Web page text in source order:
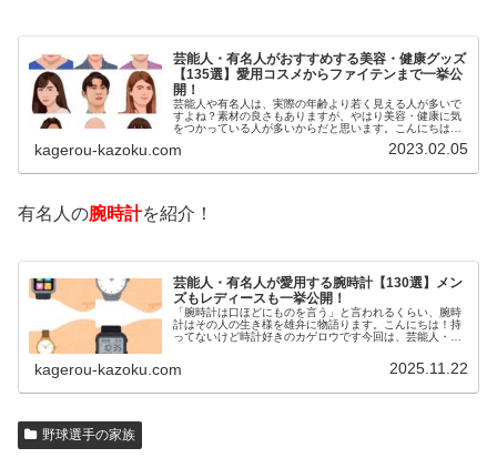
芸能人・有名人がおすすめする美容・健康グッズ
【135選】愛用コスメからファイテンまで一挙公
開！
芸能人や有名人は、実際の年齢より若く見える人が多いで
すよね？素材の良さもありますが、やはり美容・健康に気
をつかっている人が多いからだと思います。こんにちは！
いるのでしょうか？今回は、芸能人…
kagerou-kazoku.com 2023.02.05
有名人の腕時計を紹介！
芸能人・有名人が愛用する腕時計【130選】メン
ズもレディースも一挙公開！
「腕時計は口ほどにものを言う」と言われるくらい、腕時
計はその人の生き様を雄弁に物語ります。こんにちは！持
ってないけど時計好きのカゲロウです今回は、芸能人・有
kagerou-kazoku.com 2025.11.22
野球選手の家族